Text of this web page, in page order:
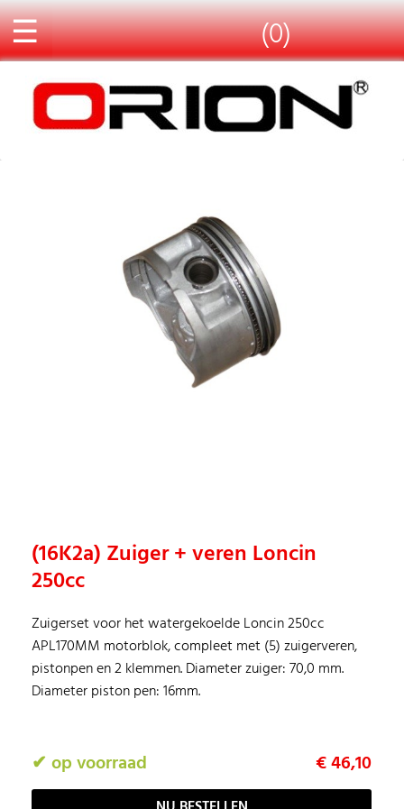
☰ (0)
(16K2a) Zuiger + veren Loncin
250cc
Zuigerset voor het watergekoelde Loncin 250cc
APL170MM motorblok, compleet met (5) zuigerveren,
pistonpen en 2 klemmen. Diameter zuiger: 70,0 mm.
Diameter piston pen: 16mm.
✔ op voorraad € 46,10